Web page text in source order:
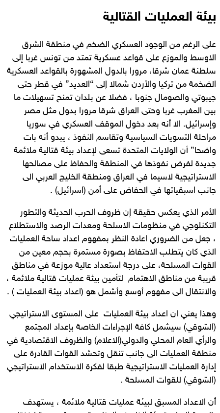
بيئة العمليات القتالية
على الرغم من الوجود العسكري الضخم في منطقة الشرق
الاوسط والموزع على قواعد عسكرية تمتد من تونس غربا إلى
سلطنة عمان شرقا، مرورا بالدول المشهورة بالقواعد العسكرية
الضخمة من تركيا والأردن شمالا إلى “العديد” في قطر حتى
جيبوتي والصومال جنوبا ، فضلا عن بلدان تمنح تسهيلات ما
بين المغرب غربا وحتى العراق شرقا مرورا بدول مثل مصر
وإسرائيل. الا أنه بعد دخول الموقف العسكري في سوريا
مراحلة التسويات السياسية وتقاسم النفوذ ، يبدو أنه بات
واضحا” أن الولايات المتحدة تسعى لإعداد بيئة قتالية ملائمة
جديدة لفرض نفوذها في المنطقة والحفاظ على مصالحها
الاستراتيجية لاسيما في العراق ومنطقة الخليج العربي الى
جانب اسبقياتها في الحفاض على أمن (اسرائيل) .
الأمر الذي يعكس حقيقة إن ظروف الحرب الحديثة والتطور
التكنلوجي في منظومات الاسلحة ومعدات الرصد والاستطلاع
، جعل من الضروري اعادة النظر بمفهوم اعداد ساحة العمليات
الذي كان يتطلب الاحتفاظ بصورة مستمرة بحجم معين من
القوات المسلحة، على درجة استعداد عالية موزعة في مناطق
قريبة من مناطق الاهتمام لتأمين بيئة عمليات قتالية ملائمة ،
والانتقال الى مفهوم أوسع وأشمل هو (اعداد بيئة العمليات ) .
وهذا يعني ان اعداد بيئة العمليات على المستوى الاستراتيجي
(السّوقي) سيشمل كافة الإجراءات الخاصة بإعداد المجتمع
والرأي العام المحلي والدولي(الاعلام) والظروف الاقتصادية في
منطقة العمليات الى جانب تنقل وتحشد القوات القادرة على
إدارة العمليات الاستراتيجية طبقا لفكرة الاستخدام الاستراتيجي
(السّوقي) للقوات المسلحة .
أن الاعداد المسبق لبيئة عمليات قتالية ملائمة ، يستهدف